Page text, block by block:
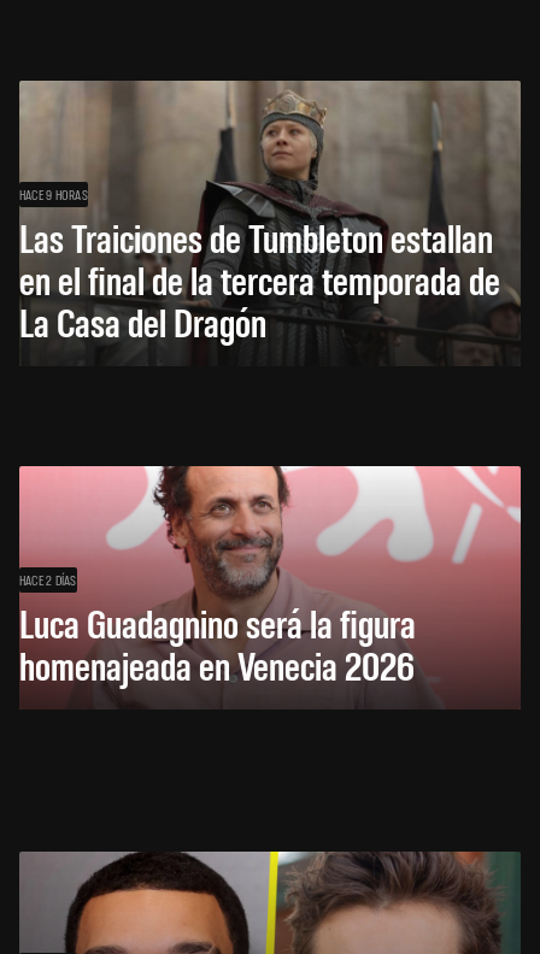
HACE 9 HORAS
Las Traiciones de Tumbleton estallan
en el final de la tercera temporada de
La Casa del Dragón
HACE 2 DÍAS
Luca Guadagnino será la figura
homenajeada en Venecia 2026